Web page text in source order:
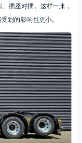
插座对插。这样一来，
到的影响也更小。